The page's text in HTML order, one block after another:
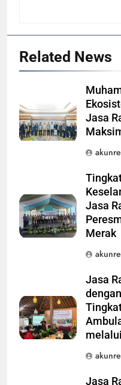
Related News
Jasa
Jasa
Merak
Jasa
Jasa